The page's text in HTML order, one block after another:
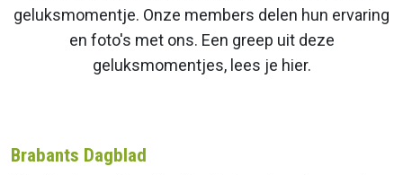
geluksmomentje. Onze members delen hun ervaring
en foto's met ons. Een greep uit deze
geluksmomentjes, lees je hier.
Brabants Dagblad